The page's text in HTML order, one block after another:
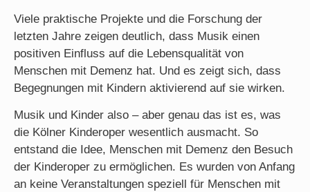
Viele praktische Projekte und die Forschung der
letzten Jahre zeigen deutlich, dass Musik einen
positiven Einfluss auf die Lebensqualität von
Menschen mit Demenz hat. Und es zeigt sich, dass
Begegnungen mit Kindern aktivierend auf sie wirken.
Musik und Kinder also – aber genau das ist es, was
die Kölner Kinderoper wesentlich ausmacht. So
entstand die Idee, Menschen mit Demenz den Besuch
der Kinderoper zu ermöglichen. Es wurden von Anfang
an keine Veranstaltungen speziell für Menschen mit